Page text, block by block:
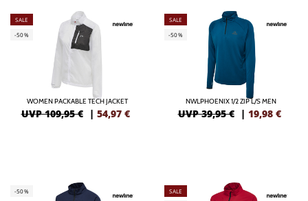
SALE
-50%
WOMEN PACKABLE TECH JACKET
UVP 109,95 € | 54,97 €
SALE
-50%
NWLPHOENIX 1/2 ZIP L/S MEN
UVP 39,95 € | 19,98 €
-50%
SALE